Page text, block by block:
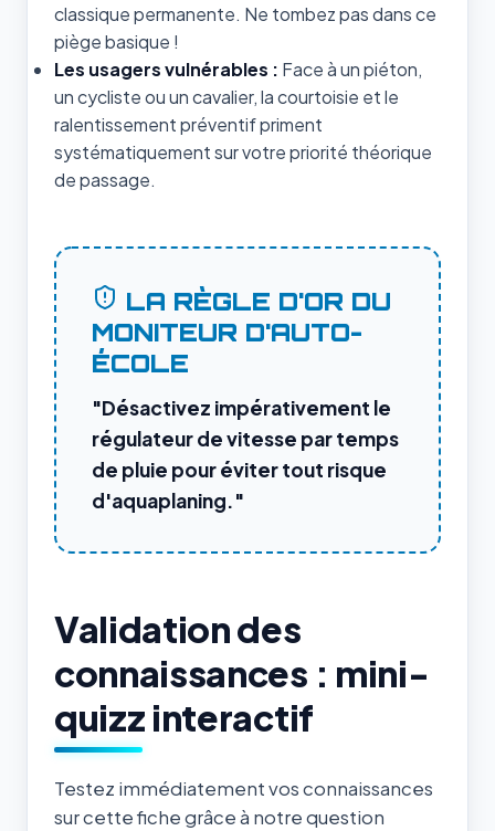
classique permanente. Ne tombez pas dans ce
piège basique !
Les usagers vulnérables : Face à un piéton,
un cycliste ou un cavalier, la courtoisie et le
ralentissement préventif priment
systématiquement sur votre priorité théorique
de passage.
LA RÈGLE D'OR DU
MONITEUR D'AUTO-
ÉCOLE
"Désactivez impérativement le
régulateur de vitesse par temps
de pluie pour éviter tout risque
d'aquaplaning."
Validation des
connaissances : mini-
quizz interactif
Testez immédiatement vos connaissances
sur cette fiche grâce à notre question